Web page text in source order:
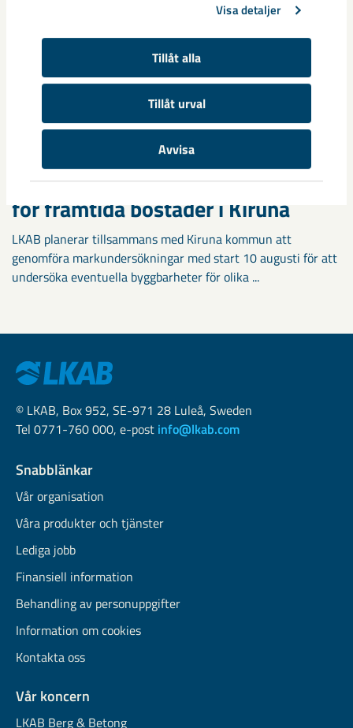
Visa detaljer
Tillåt alla
Tillåt urval
Avvisa
Markundersökningar visar vägen
för framtida bostäder i Kiruna
LKAB planerar tillsammans med Kiruna kommun att
genomföra markundersökningar med start 10 augusti för att
undersöka eventuella byggbarheter för olika ...
© LKAB, Box 952, SE-971 28 Luleå, Sweden
Tel 0771-760 000, e-post info@lkab.com
Snabblänkar
Vår organisation
Våra produkter och tjänster
Lediga jobb
Finansiell information
Behandling av personuppgifter
Information om cookies
Kontakta oss
Vår koncern
LKAB Berg & Betong